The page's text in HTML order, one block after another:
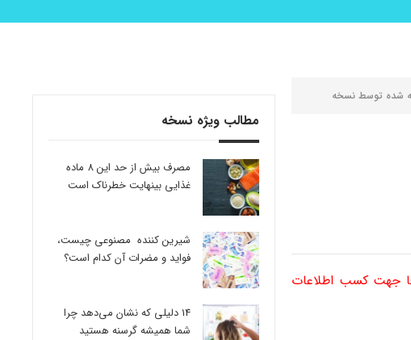
شده توسط نسخه
جهت کسب اطلاعات
مطالب ویژه نسخه
مصرف بیش از حد این 8 ماده
غذایی بینهایت خطرناک است
شیرین کننده مصنوعی چیست،
فواید و مضرات آن کدام است؟
14 دلیلی که نشان می‌دهد چرا
شما همیشه گرسنه هستید